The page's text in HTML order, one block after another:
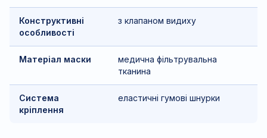
Конструктивні
особливості
з клапаном видиху
Матеріал маски
медична фільтрувальна
тканина
Система
кріплення
еластичні гумові шнурки